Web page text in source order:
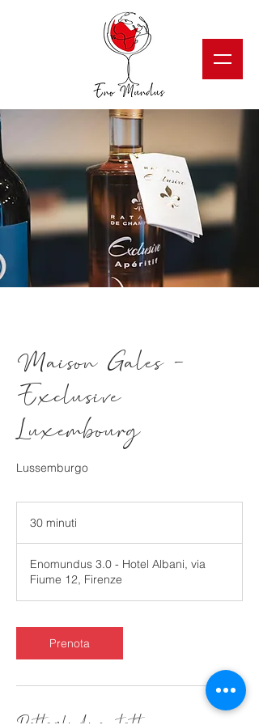
Maison Gales -
Exclusive
Luxembourg
Lussemburgo
30 minuti
i
n
u
i
Enomundus 3.0 - Hotel Albani, via
Fiume 12, Firenze
Prenota